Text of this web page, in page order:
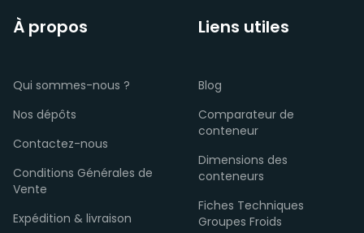
À propos
Qui sommes-nous ?
Nos dépôts
Contactez-nous
Conditions Générales de
Vente
Expédition & livraison
Liens utiles
Blog
Comparateur de
conteneur
Dimensions des
conteneurs
Fiches Techniques
Groupes Froids